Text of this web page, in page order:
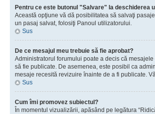
Pentru ce este butonul "Salvare" la deschiderea
Această opţiune vă dă posibilitatea să salvaţi
un pasaj salvat, folosiţi Panoul utilizatorului.
Sus
De ce mesajul meu trebuie să fie aprobat?
Administratorul forumului poate a decis că
să fie publicate. De asemenea, este posibil ca
mesaje recesită revizuire înainte de a fi publicate.
Sus
Cum îmi promovez subiectul?
În momentul vizualizării, apăsând pe legătura